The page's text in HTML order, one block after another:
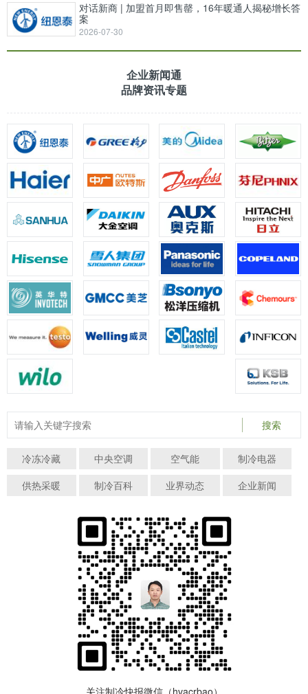
对话新商 | 加盟首月即售罄，16年暖通人揭秘增长答
案
2026-07-30
企业新闻通
品牌资讯专题
搜索
冷冻冷藏 中央空调 空气能
制冷电器
供热采暖
制冷百科 业界动态 企业新闻